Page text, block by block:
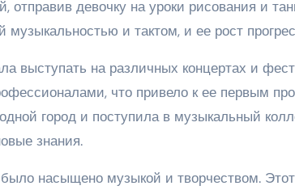
отправив девочку на уроки рисования и
музыкальностью и тактом, и ее рост
выступать на различных концертах и
что привело к ее первым
город и поступила в музыкальный
знания.
насыщено музыкой и творчеством.